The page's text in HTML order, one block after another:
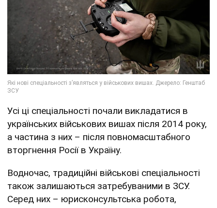
Усі ці спеціальності почали викладатися в
українських військових вишах після 2014 року,
а частина з них – після повномасштабного
вторгнення Росії в Україну.
Водночас, традиційні військові спеціальності
також залишаються затребуваними в ЗСУ.
Серед них – юрисконсультська робота,